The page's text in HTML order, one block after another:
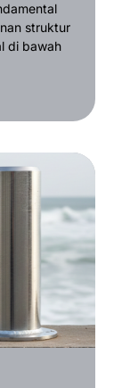
struktur
di bawah